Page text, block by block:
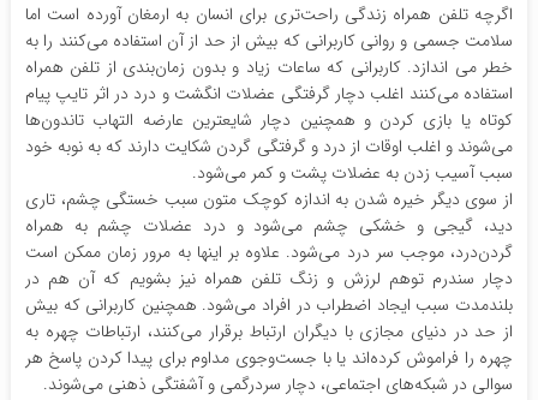
اگرچه تلفن همراه زندگی راحت‌تری برای انسان به ارمغان آورده است اما
سلامت جسمی و روانی کاربرانی که بیش از حد از آن استفاده می‌کنند را به
خطر می ‌اندازد. کاربرانی که ساعات زیاد و بدون زمان‌بندی از تلفن همراه
استفاده می‌کنند اغلب دچار گرفتگی عضلات انگشت و درد در اثر تایپ پیام
کوتاه یا بازی کردن و همچنین دچار شایعترین عارضه التهاب تاندون‌ها
می‌شوند و اغلب اوقات از درد و گرفتگی گردن شکایت دارند که به نوبه خود
سبب آسیب زدن به عضلات پشت و کمر می‌شود.
از سوی دیگر خیره شدن به اندازه کوچک متون سبب خستگی چشم، تاری
دید، گیجی و خشکی چشم می‌شود و درد عضلات چشم به همراه
گردن‌درد، موجب سر درد می‌شود. علاوه بر اینها به مرور زمان ممکن است
دچار سندرم توهم لرزش و زنگ تلفن همراه نیز بشویم که آن هم در
بلندمدت سبب ایجاد اضطراب در افراد می‌شود. همچنین کاربرانی که بیش
از حد در دنیای مجازی با دیگران ارتباط برقرار می‌کنند، ارتباطات چهره به
چهره را فراموش کرده‌اند یا با جست‌وجوی مداوم برای پیدا کردن پاسخ هر
سوالی در شبکه‌های اجتماعی، دچار سردرگمی و آشفتگی ذهنی می‌شوند.